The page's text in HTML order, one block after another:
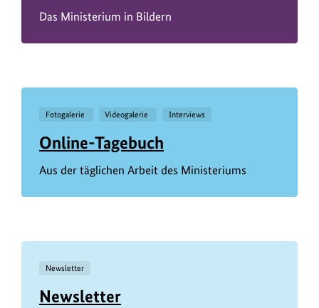
Das Ministerium in Bildern
Fotogalerie Videogalerie Interviews
Online-Tagebuch
Aus der täglichen Arbeit des Ministeriums
Newsletter
Newsletter